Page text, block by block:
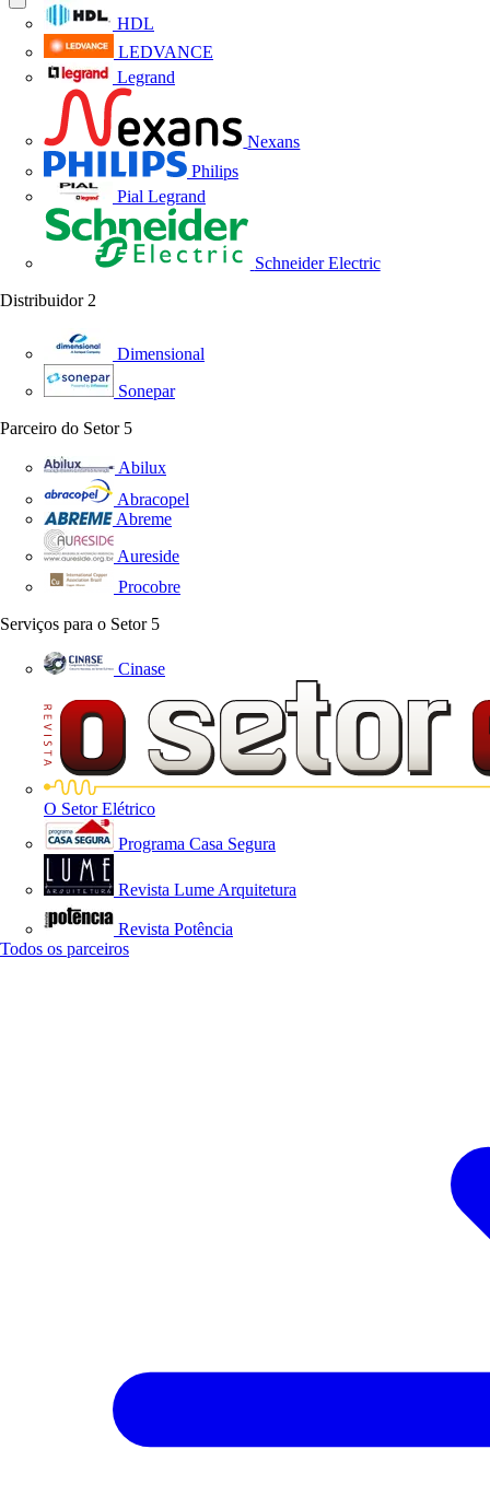
HDL
LEDVANCE
Legrand
Nexans
Philips
Pial Legrand
Schneider Electric
Distribuidor 2
Dimensional
Sonepar
Parceiro do Setor 5
Abilux
Abracopel
Abreme
Aureside
Procobre
Serviços para o Setor 5
Cinase
O Setor Elétrico
Programa Casa Segura
Revista Lume Arquitetura
Revista Potência
Todos os parceiros